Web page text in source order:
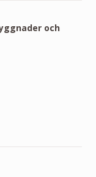
och